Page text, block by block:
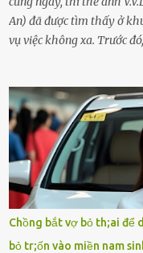
An) đã được tìm thấy ở
vụ việc không xa. Trước
– rồi để lại xe máy trên
sông. Người thân và
con mất tích trên sông
hiện trường, người dân
soát Nghệ An cùng hai
lượng chức năng phối hợp
khai tìm kiếm. Danh tính
và 2 con gái là cháu
Chồng bắt vợ bỏ th;ai để
bỏ tr;ốn vào miền nam